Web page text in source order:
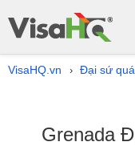
VisaHQ.vn › Đại sứ
Grenada